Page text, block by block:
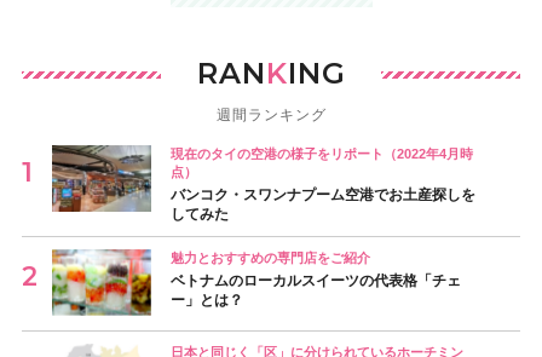
RANKING
週間ランキング
現在のタイの空港の様子をリポート（2022年4月時
点）
バンコク・スワンナプーム空港でお土産探しを
してみた
魅力とおすすめの専門店をご紹介
ベトナムのローカルスイーツの代表格「チェ
ー」とは？
日本と同じく「区」に分けられているホーチミン